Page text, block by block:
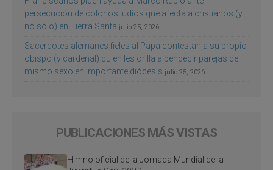
persecución de colonos judíos que afecta a cristianos (y
no sólo) en Tierra Santa julio 25, 2026
Sacerdotes alemanes fieles al Papa contestan a su propio
obispo (y cardenal) quien les orilla a bendecir parejas del
mismo sexo en importante diócesis julio 25, 2026
PUBLICACIONES MÁS VISTAS
Himno oficial de la Jornada Mundial de la